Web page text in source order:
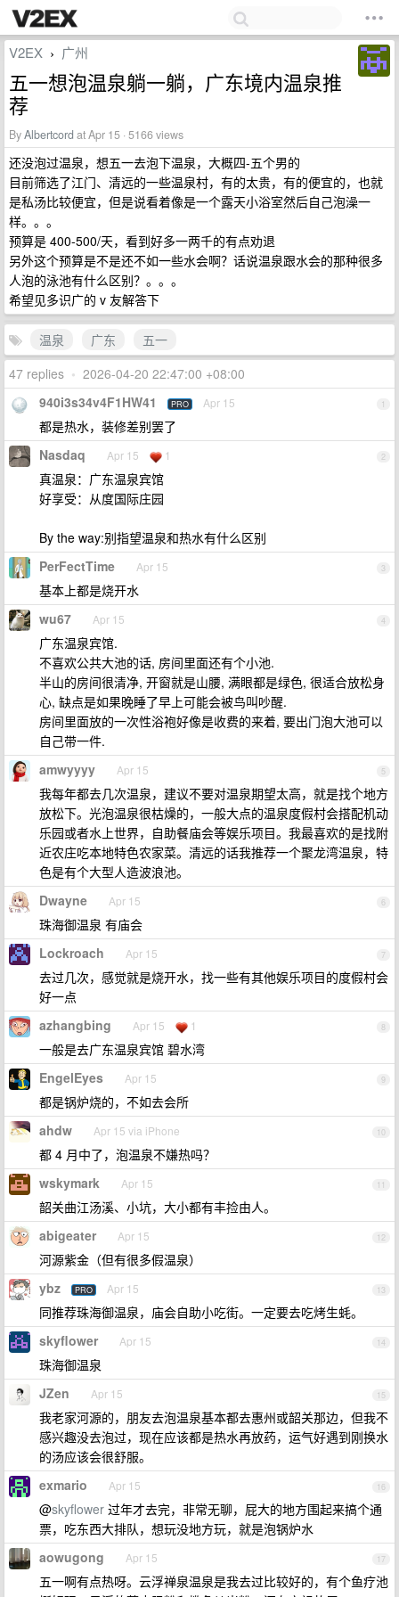
V2EX › 广州
五一想泡温泉躺一躺，广东境内温泉推
荐
ByAlbertcord at Apr 15 · 5166 views
还没泡过温泉，想五一去泡下温泉，大概四-五个男的
目前筛选了江门、清远的一些温泉村，有的太贵，有的便宜的，也就
是私汤比较便宜，但是说看着像是一个露天小浴室然后自己泡澡一
样。。。
预算是 400-500/天，看到好多一两千的有点劝退
另外这个预算是不是还不如一些水会啊？话说温泉跟水会的那种很多
人泡的泳池有什么区别？。。。
希望见多识广的 v 友解答下
温泉 广东
五一
47 replies • 2026-04-20 22:47:00 +08:00
1
940i3s34v4F1HW41 PRO Apr 15
都是热水，装修差别罢了
2
Nasdaq Apr 15 1
真温泉：广东温泉宾馆
好享受：从度国际庄园
By the way:别指望温泉和热水有什么区别
3
PerFectTime Apr 15
基本上都是烧开水
4
wu67 Apr 15
广东温泉宾馆.
不喜欢公共大池的话, 房间里面还有个小池.
半山的房间很清净, 开窗就是山腰, 满眼都是绿色, 很适合放松身
心, 缺点是如果晚睡了早上可能会被鸟叫吵醒.
房间里面放的一次性浴袍好像是收费的来着, 要出门泡大池可以
自己带一件.
5
amwyyyy Apr 15
我每年都去几次温泉，建议不要对温泉期望太高，就是找个地方
放松下。光泡温泉很枯燥的，一般大点的温泉度假村会搭配机动
乐园或者水上世界，自助餐庙会等娱乐项目。我最喜欢的是找附
近农庄吃本地特色农家菜。清远的话我推荐一个聚龙湾温泉，特
色是有个大型人造波浪池。
6
Dwayne Apr 15
珠海御温泉 有庙会
7
Lockroach Apr 15
去过几次，感觉就是烧开水，找一些有其他娱乐项目的度假村会
好一点
8
azhangbing Apr 15 1
一般是去广东温泉宾馆 碧水湾
9
EngelEyes Apr 15
都是锅炉烧的，不如去会所
10
ahdw Apr 15 via iPhone
都 4 月中了，泡温泉不嫌热吗？
11
wskymark Apr 15
韶关曲江汤溪、小坑，大小都有丰捡由人。
12
abigeater Apr 15
河源紫金（但有很多假温泉）
13
ybz PRO Apr 15
同推荐珠海御温泉，庙会自助小吃街。一定要去吃烤生蚝。
14
skyflower Apr 15
珠海御温泉
15
JZen Apr 15
我老家河源的，朋友去泡温泉基本都去惠州或韶关那边，但我不
感兴趣没去泡过，现在应该都是热水再放药，运气好遇到刚换水
的汤应该会很舒服。
16
exmario Apr 15
@skyflower 过年才去完，非常无聊，屁大的地方围起来搞个通
票，吃东西大排队，想玩没地方玩，就是泡锅炉水
17
aowugong Apr 15
五一啊有点热呀。云浮禅泉温泉是我去过比较好的，有个鱼疗池